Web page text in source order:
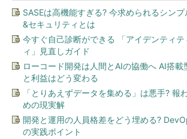
SASEは高機能すぎる? 今求められるシン
&セキュリティとは
今すぐ自己診断ができる 「アイデンティ
ィ」見直しガイド
ローコード開発は人間とAIの協働へ AI搭載
と利益はどう変わる
「とりあえずデータを集める」は悪手? 報
めの現実解
開発と運用の人員格差をどう埋める?
の実践ポイント